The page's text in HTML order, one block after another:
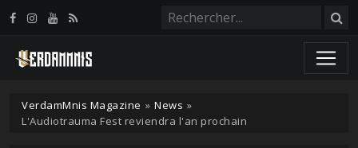
VerdamMnis Magazine » News »
L'Audiotrauma Fest reviendra l'an prochain
Panneau de gestion des cookies